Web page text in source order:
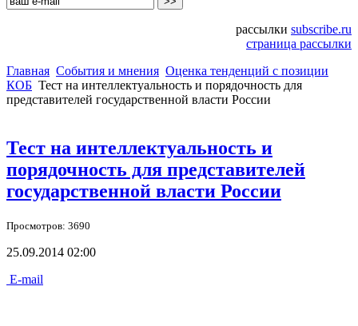
рассылки subscribe.ru
страница рассылки
Главная События и мнения Оценка тенденций с позиции
КОБ Тест на интеллектуальность и порядочность для
представителей государственной власти России
Тест на интеллектуальность и
порядочность для представителей
государственной власти России
Просмотров: 3690
25.09.2014 02:00
E-mail